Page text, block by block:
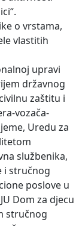
o vrstama,
vlastitih
upravi
državnog
zaštitu i
vozača-
Uredu za
službenika,
i stručnog
poslove u
Dom za djecu
stručnog